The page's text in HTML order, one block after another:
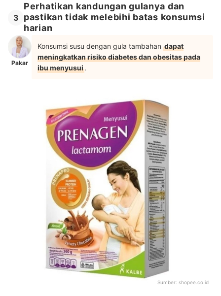
3
Perhatikan kandungan gulanya dan
pastikan tidak melebihi batas konsumsi
harian
Pakar
Konsumsi susu dengan gula tambahan dapat
meningkatkan risiko diabetes dan obesitas pada
ibu menyusui.
Sumber: shopee.co.id